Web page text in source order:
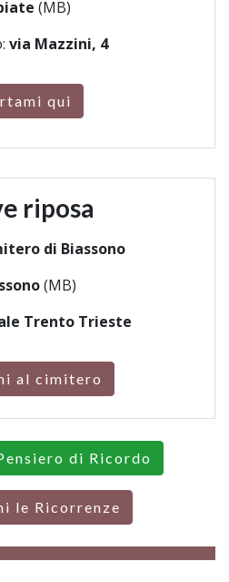
(MB)
via Mazzini, 4
qui
riposa
di Biassono
(MB)
Trento Trieste
al cimitero
di Ricordo
le Ricorrenze